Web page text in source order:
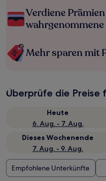
Verdiene
Mehr sparen mit
Überprüfe die Preise
Heute
6. Aug. - 7. Aug.
Dieses Wochenende
7. Aug. - 9. Aug.
Empfohlene Unterkünfte